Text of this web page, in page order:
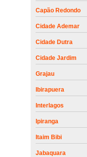
Capão Redondo
Cidade Ademar
Cidade Dutra
Cidade Jardim
Grajau
Ibirapuera
Interlagos
Ipiranga
Itaim Bibi
Jabaquara